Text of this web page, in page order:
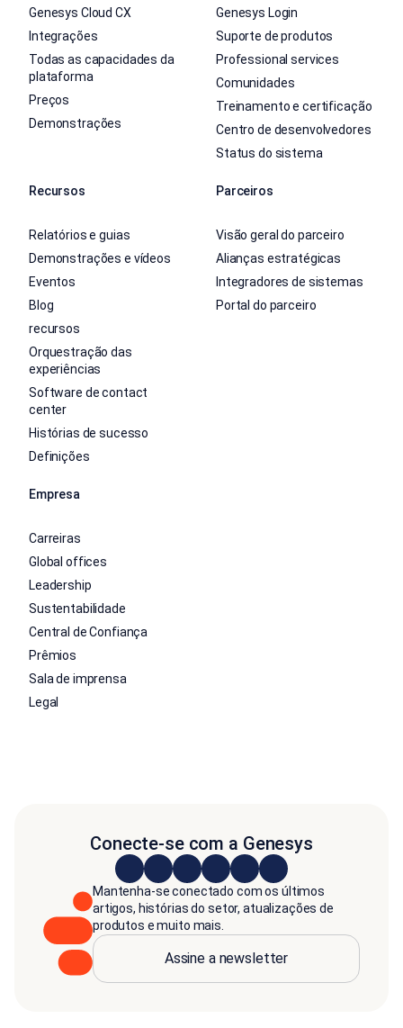
Genesys Cloud CX
Integrações
Todas as capacidades da
plataforma
Preços
Demonstrações
Genesys Login
Suporte de produtos
Professional services
Comunidades
Treinamento e certificação
Centro de desenvolvedores
Status do sistema
Recursos
Relatórios e guias
Demonstrações e vídeos
Eventos
Blog
recursos
Orquestração das
experiências
Software de contact
center
Histórias de sucesso
Definições
Parceiros
Visão geral do parceiro
Alianças estratégicas
Integradores de sistemas
Portal do parceiro
Empresa
Carreiras
Global offices
Leadership
Sustentabilidade
Central de Confiança
Prêmios
Sala de imprensa
Legal
Conecte-se com a Genesys
Mantenha-se conectado com os últimos
artigos, histórias do setor, atualizações de
produtos e muito mais.
Assine a newsletter